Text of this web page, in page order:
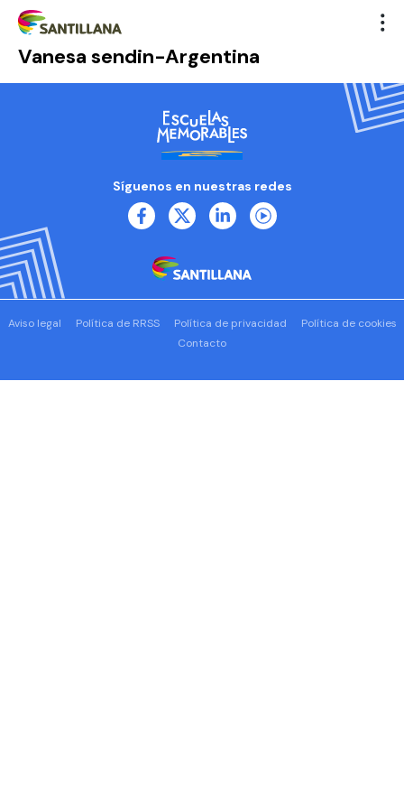
Vanesa sendin-Argentina
Síguenos en nuestras redes
Aviso legal Política de RRSS Política de privacidad
Política de cookies
Contacto